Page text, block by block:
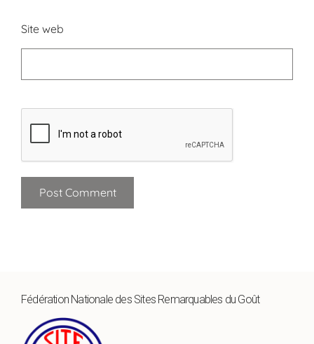
Site web
Fédération Nationale des Sites Remarquables du Goût